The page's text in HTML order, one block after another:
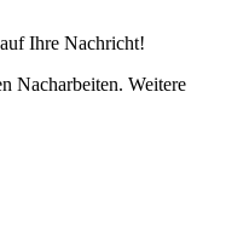
Ihre Nachricht!
Nacharbeiten. Weitere